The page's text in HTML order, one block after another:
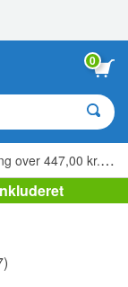
0
over 447,00 kr. »